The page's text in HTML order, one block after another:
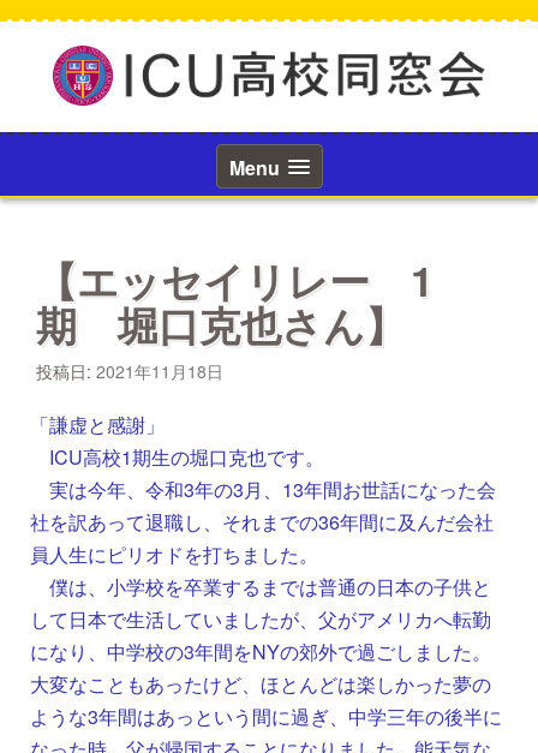
へ
ッ
Menu
【エッセイリレー 1
期 堀口克也さん】
投稿日: 2021年11月18日
「謙虚と感謝」
ICU高校1期生の堀口克也です。
実は今年、令和3年の3月、13年間お世話になった会
社を訳あって退職し、それまでの36年間に及んだ会社
員人生にピリオドを打ちました。
僕は、小学校を卒業するまでは普通の日本の子供と
して日本で生活していましたが、父がアメリカへ転勤
になり、中学校の3年間をNYの郊外で過ごしました。
大変なこともあったけど、ほとんどは楽しかった夢の
ような3年間はあっという間に過ぎ、中学三年の後半に